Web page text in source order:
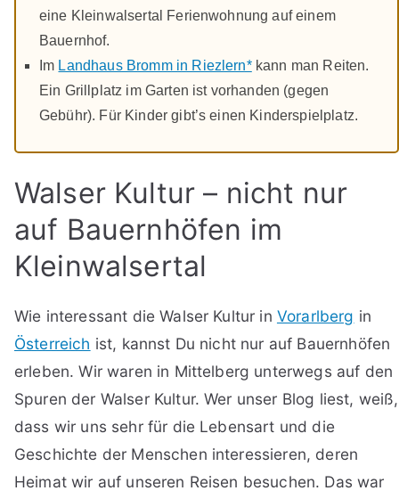
eine Kleinwalsertal Ferienwohnung auf einem
Bauernhof.
Im Landhaus Bromm in Riezlern*kann man Reiten.
Ein Grillplatz im Garten ist vorhanden (gegen
Gebühr). Für Kinder gibt’s einen Kinderspielplatz.
Walser Kultur – nicht nur
auf Bauernhöfen im
Kleinwalsertal
Wie interessant die Walser Kultur in Vorarlberg in
Österreich ist, kannst Du nicht nur auf Bauernhöfen
erleben. Wir waren in Mittelberg unterwegs auf den
Spuren der Walser Kultur. Wer unser Blog liest, weiß,
dass wir uns sehr für die Lebensart und die
Geschichte der Menschen interessieren, deren
Heimat wir auf unseren Reisen besuchen. Das war